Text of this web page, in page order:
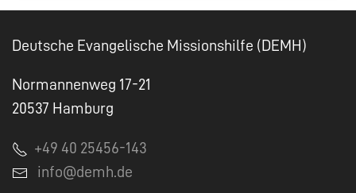
Deutsche Evangelische Missionshilfe (DEMH)
Normannenweg 17-21
20537 Hamburg
+49 40 25456-143
info@demh.de